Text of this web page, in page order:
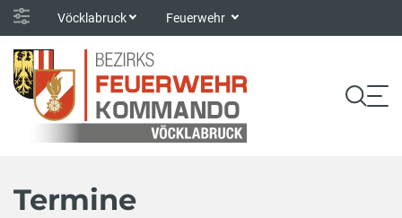
Vöcklabruck Feuerwehr
Termine